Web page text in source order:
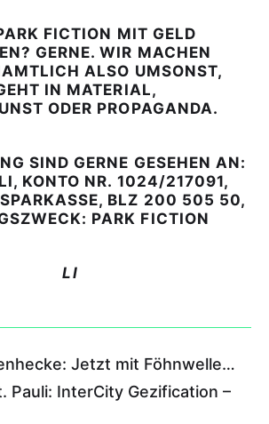
FICTION MIT GELD
GERNE. WIR MACHEN
ALSO UMSONST,
IN MATERIAL,
ODER PROPAGANDA.
SIND GERNE GESEHEN AN:
KONTO NR. 1024/217091,
BLZ 200 505 50,
PARK FICTION
LI
Jetzt mit Föhnwelle…
Pauli: InterCity Gezification –